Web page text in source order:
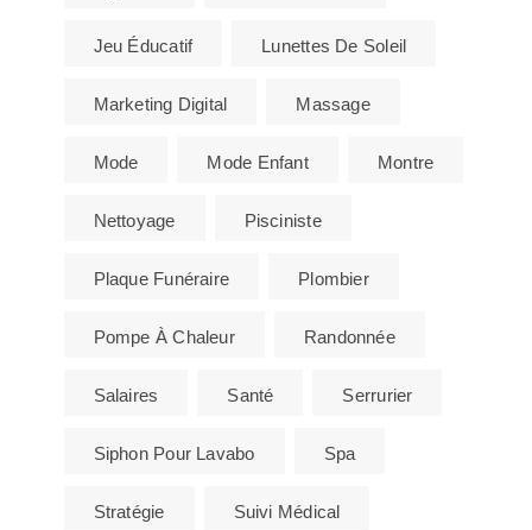
Jeu Éducatif Lunettes De Soleil
Marketing Digital Massage
Mode Mode Enfant Montre
Nettoyage Pisciniste
Plaque Funéraire Plombier
Pompe À Chaleur Randonnée
Salaires Santé Serrurier
Siphon Pour Lavabo Spa
Stratégie Suivi Médical